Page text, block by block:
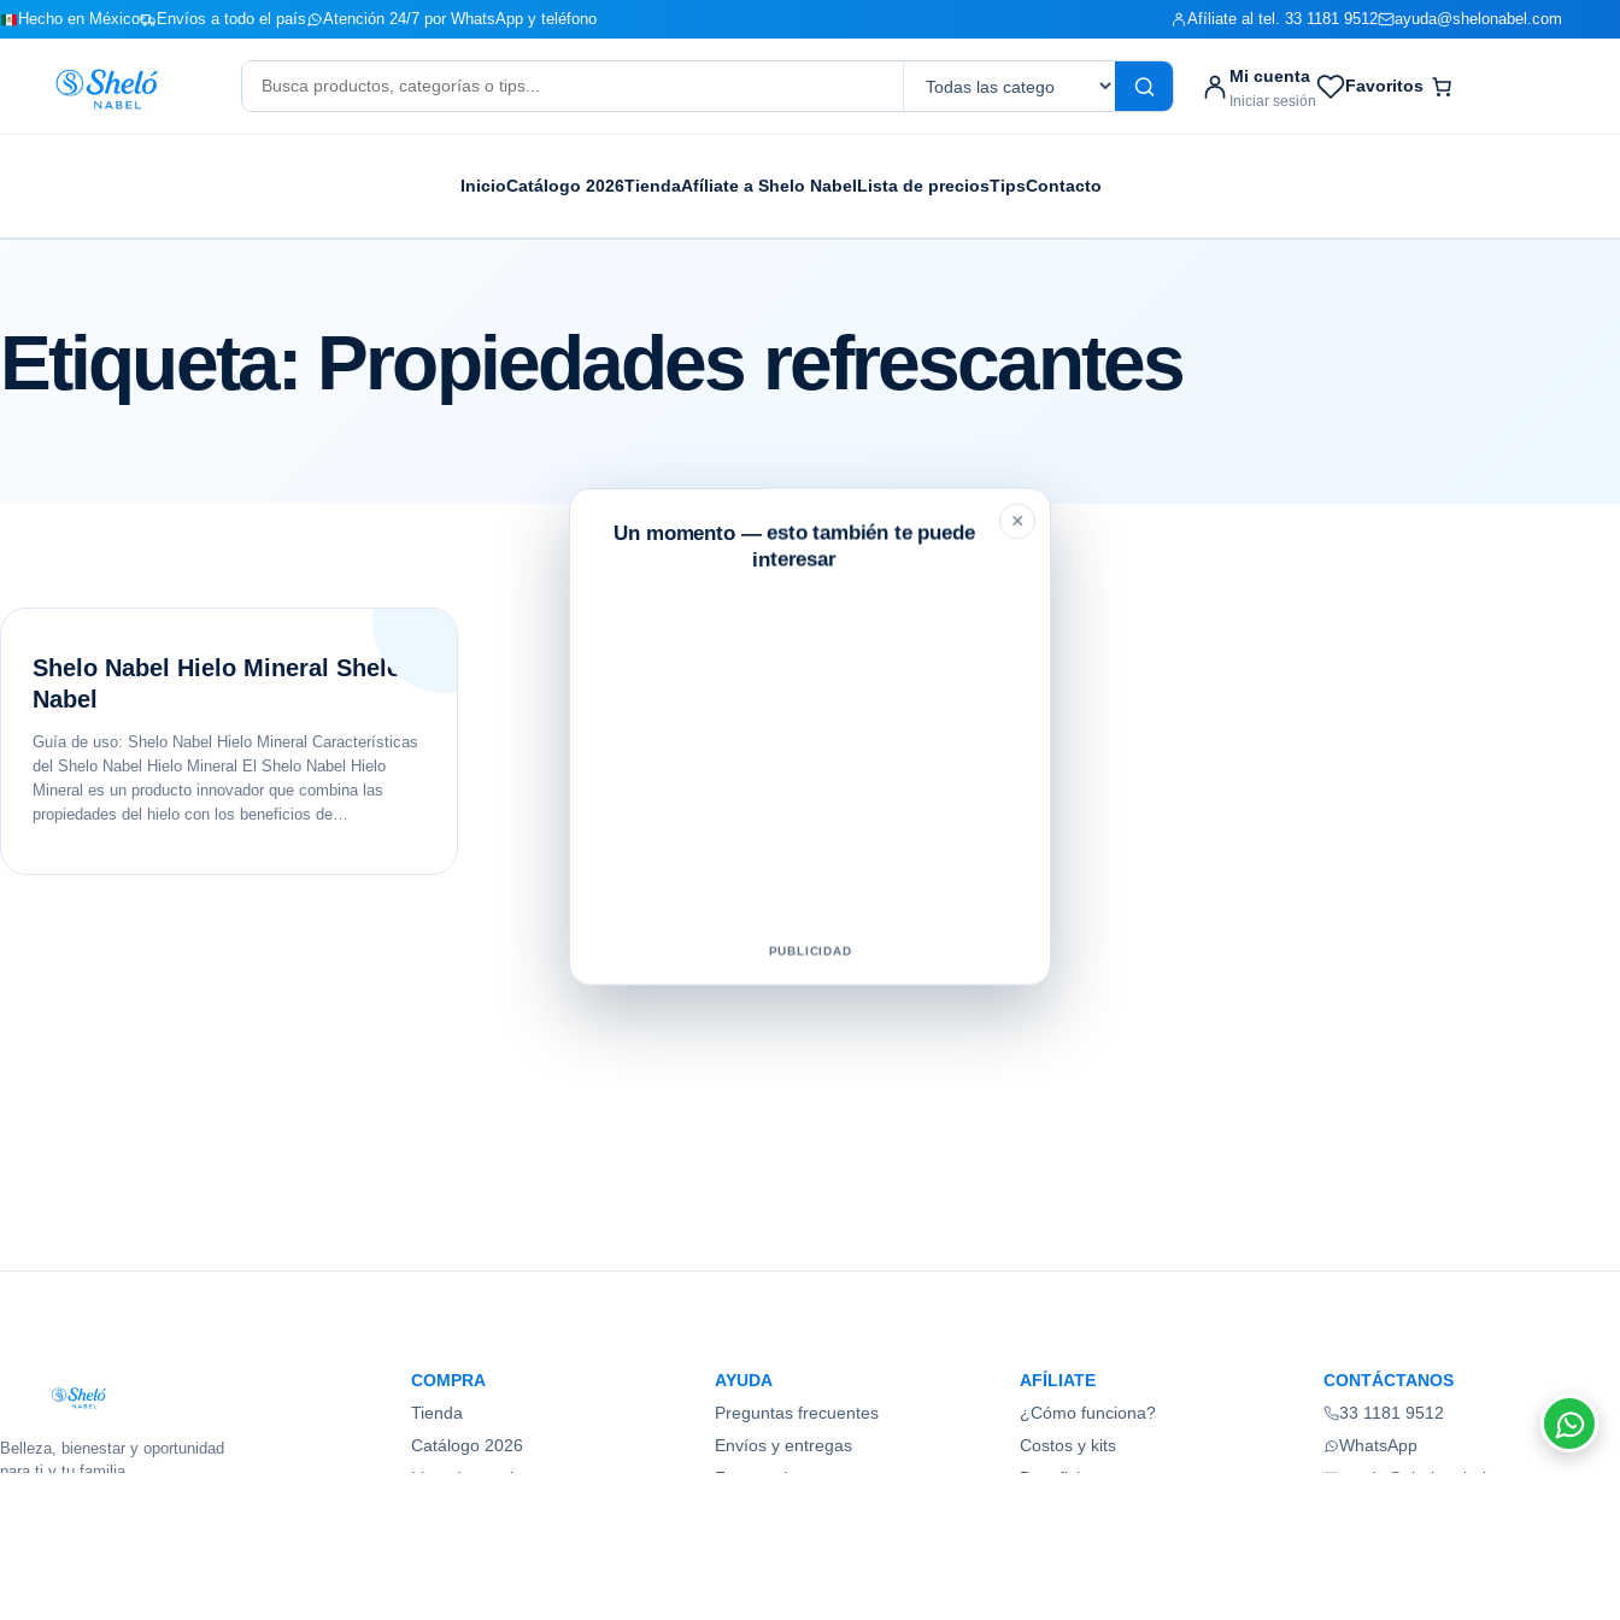
Hecho en México Envíos a todo el país Atención 24/7 por WhatsApp y teléfono Afíliate al tel. 33 1181 9512 ayuda@shelonabel.com
Buscar
productos
Mi cuenta
Iniciar sesión
Favoritos
Inicio Tienda
Catálogo 2026 Afíliate a Shelo NabelLista de preciosTipsContacto
Etiqueta: Propiedades refrescantes
Shelo Nabel Hielo Mineral Shelo
Nabel
Guía de uso: Shelo Nabel Hielo Mineral Características
del Shelo Nabel Hielo Mineral El Shelo Nabel Hielo
Mineral es un producto innovador que combina las
propiedades del hielo con los beneficios de…
Belleza, bienestar y oportunidad
para ti y tu familia.
COMPRA
Tienda
Catálogo 2026
Lista de precios
AYUDA
Preguntas frecuentes
Envíos y entregas
Formas de pago
AFÍLIATE
¿Cómo funciona?
Costos y kits
Beneficios
CONTÁCTANOS
33 1181 9512
WhatsApp
ayuda@shelonabel.com
×
Un momento — esto también te puede
interesar
PUBLICIDAD